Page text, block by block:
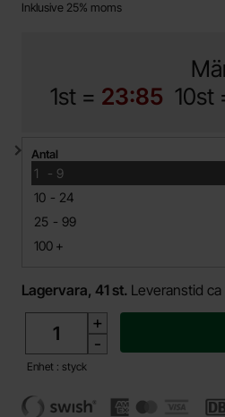
Inklusive 25% moms
1st = 23:85 10st
Mängdrabatt
Antal
1 -
till 9
10 -
till 24
25 -
till 99
100 +
till
Lagervara, 41 st. Leveranstid
+
-
Enhet : styck